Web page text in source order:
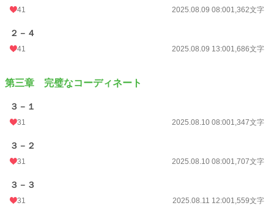
41 2025.08.09 08:001,362文字
２－４
41 2025.08.09 13:001,686文字
第三章 完璧なコーディネート
３－１
31 2025.08.10 08:001,347文字
３－２
31 2025.08.10 08:001,707文字
３－３
31 2025.08.11 12:001,559文字